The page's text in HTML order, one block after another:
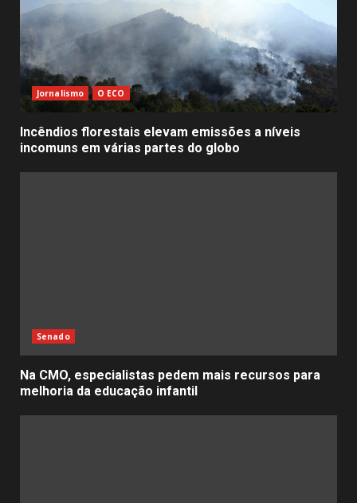
Jornalismo O ECO
Incêndios florestais elevam emissões a níveis
incomuns em várias partes do globo
Senado
Na CMO, especialistas pedem mais recursos para
melhoria da educação infantil